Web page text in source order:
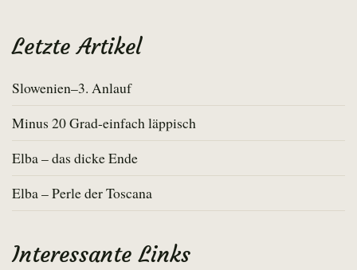
Letzte Artikel
Slowenien–3. Anlauf
Minus 20 Grad-einfach läppisch
Elba – das dicke Ende
Elba – Perle der Toscana
Interessante Links